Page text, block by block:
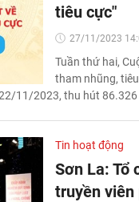
tiêu cực"
27/11/2023
Tuần thứ hai,
tham nhũng,
11/2023, thu hút
Tin hoạt động
Sơn La: Tổ
truyền viên